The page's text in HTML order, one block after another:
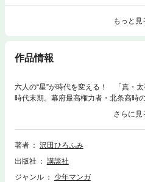
もっと見
作品情報
六人の“星”が時代を変える！ 「真・
時代末期。幕府最高権力者・北条高時
いた。そんな中、あらぬ反逆の罪で父
つきながと）は、先祖伝来の伝説の剣
木正成と出会う。“星”に選ばれた少年
ちを心に誓う!! 大長編歴史大河ロマン
著者
沢田ひろふみ
出版社
講談社
ジャンル
少年マンガ